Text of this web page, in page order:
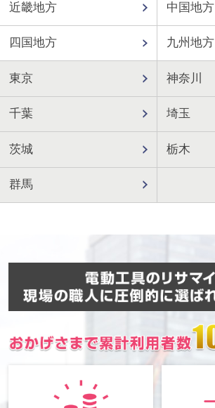
近畿地方 中国地方
四国地方 九州地方
東京 神奈川
千葉 埼玉
茨城 栃木
群馬